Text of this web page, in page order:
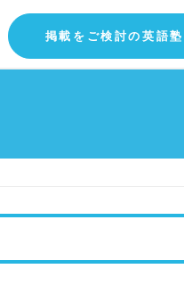
掲載をご検討の英語